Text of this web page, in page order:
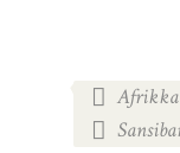
Afrikka